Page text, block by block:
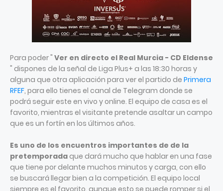
Para poder " Ver en directo el Real Murcia - CD Eldense
" dispones de la señal de Liga Plus+ a las 18:30 horas y
alguna que otra aplicación para ver el partido de Primera
RFEF, para ello tienes el canal de Telegram donde se
podrá seguir este en vivo y online. El equipo de casa es el
favorito, mientras el visitante pretende asaltar un campo
que es un fortín en los últimos años.
Es uno de los encuentros importantes de de la
pretemporada que dará mucho que hablar en una fase
que tiene por delante muchos minutos y carga, con ello
se buscará llegar bien a la competición. El equipo local
siempre es el favorito, aunque esto se puede romper si el